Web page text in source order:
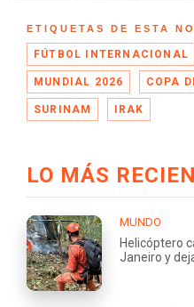
ETIQUETAS DE ESTA
FÚTBOL INTERNACIONAL
MUNDIAL 2026 COPA
SURINAM IRAK
LO MÁS
MUNDO
Helicóptero
Janeiro y